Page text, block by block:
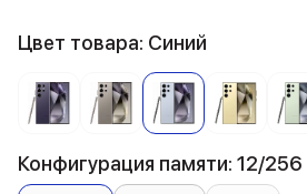
Цвет товара: Синий
Конфигурация памяти: 12/256